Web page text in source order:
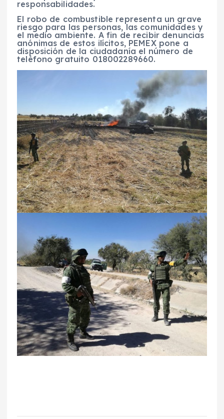
responsabilidades.
El robo de combustible representa un grave
riesgo para las personas, las comunidades y
el medio ambiente. A fin de recibir denuncias
anónimas de estos ilícitos, PEMEX pone a
disposición de la ciudadanía el número de
teléfono gratuito 018002289660.